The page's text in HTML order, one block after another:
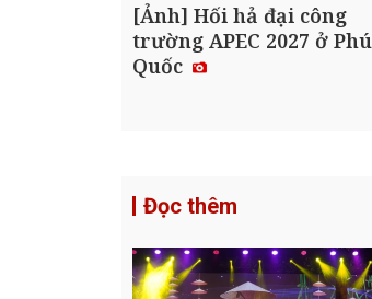
[Ảnh] Hối hả đại công
trường APEC 2027 ở Phú
Quốc
Đọc thêm